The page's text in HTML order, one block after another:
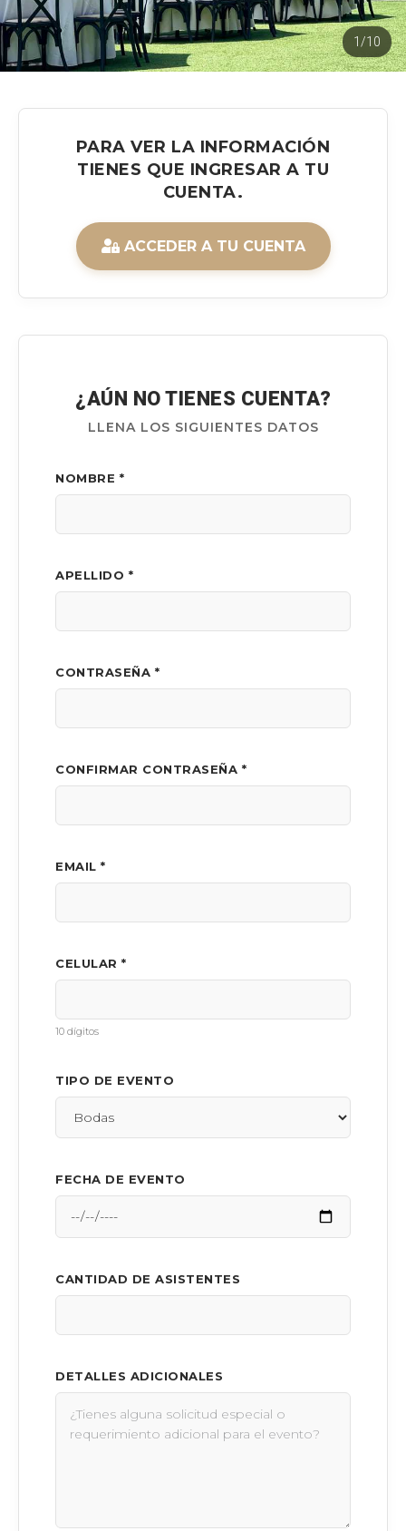
1/10
PARA VER LA INFORMACIÓN
TIENES QUE INGRESAR A TU
CUENTA.
ACCEDER A TU CUENTA
¿AÚN NO TIENES CUENTA?
LLENA LOS SIGUIENTES DATOS
NOMBRE *
APELLIDO *
CONTRASEÑA *
CONFIRMAR CONTRASEÑA *
EMAIL *
CELULAR *
10 dígitos
TIPO DE EVENTO
FECHA DE EVENTO
CANTIDAD DE ASISTENTES
DETALLES ADICIONALES